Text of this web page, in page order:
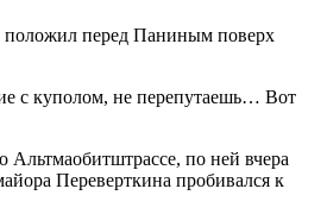
положил перед Паниным поверх
с куполом, не перепутаешь… Вот
по ней вчера
Переверткина пробивался к